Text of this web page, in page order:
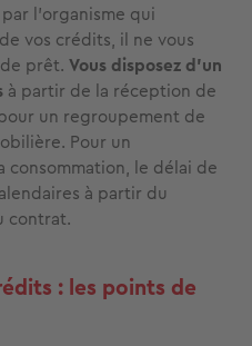
l’organisme qui
vos crédits, il ne vous
prêt. Vous disposez d’un
à partir de la réception de
un regroupement de
Pour un
le délai de
à partir du
contrat.
: les points de